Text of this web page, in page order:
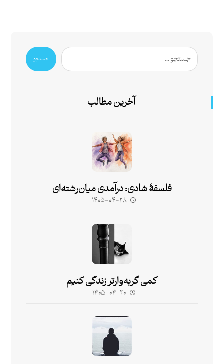
جستجو
آخرین مطالب
فلسفۀ شادی: درآمدی میان‌رشته‌ای
۱۴۰۵-۰۴-۲۸
کمی گربه‌وارتر زندگی کنیم
۱۴۰۵-۰۴-۲۰